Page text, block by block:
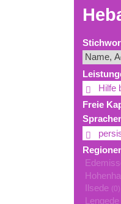
Hilfe
Freie
Ilsede (0)
Lengede